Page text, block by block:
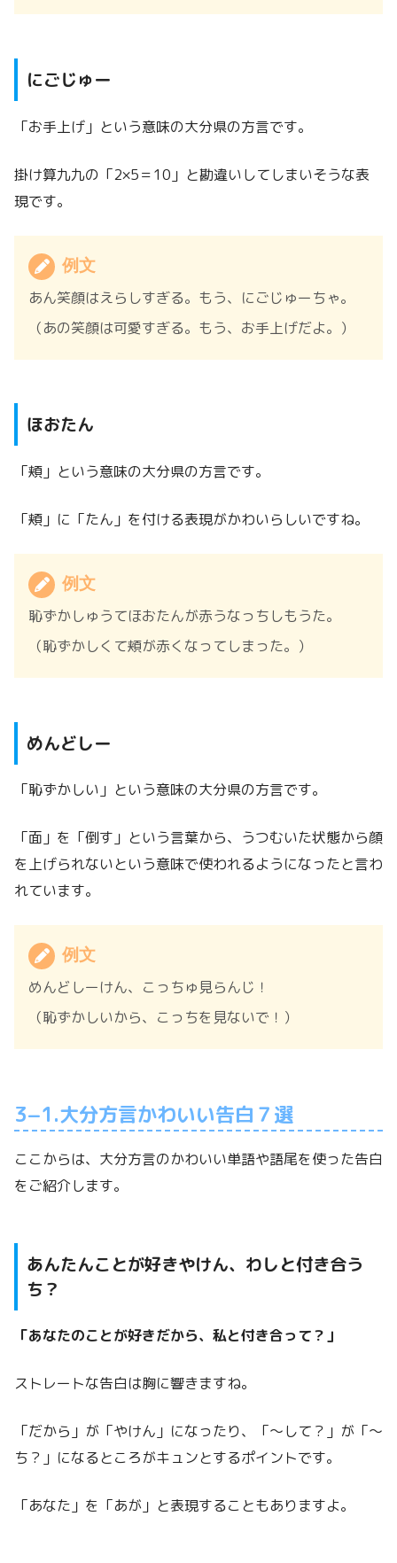
にごじゅー
「お手上げ」という意味の大分県の方言です。
掛け算九九の「2×5＝10」と勘違いしてしまいそうな表
現です。
例文
あん笑顔はえらしすぎる。もう、にごじゅーちゃ。
（あの笑顔は可愛すぎる。もう、お手上げだよ。）
ほおたん
「頬」という意味の大分県の方言です。
「頬」に「たん」を付ける表現がかわいらしいですね。
例文
恥ずかしゅうてほおたんが赤うなっちしもうた。
（恥ずかしくて頬が赤くなってしまった。）
めんどしー
「恥ずかしい」という意味の大分県の方言です。
「面」を「倒す」という言葉から、うつむいた状態から顔
を上げられないという意味で使われるようになったと言わ
れています。
例文
めんどしーけん、こっちゅ見らんじ！
（恥ずかしいから、こっちを見ないで！）
3−1.大分方言かわいい告白７選
ここからは、大分方言のかわいい単語や語尾を使った告白
をご紹介します。
あんたんことが好きやけん、わしと付き合う
ち？
「あなたのことが好きだから、私と付き合って？」
ストレートな告白は胸に響きますね。
「だから」が「やけん」になったり、「～して？」が「～
ち？」になるところがキュンとするポイントです。
「あなた」を「あが」と表現することもありますよ。